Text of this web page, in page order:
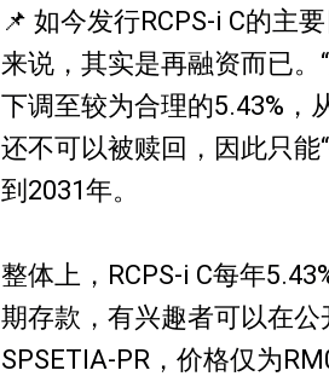
📌 如今发行RCPS-i C的主
来说，其实是再融资而已。
下调至较为合理的5.43%，
还不可以被赎回，因此只能
到2031年。
整体上，RCPS-i C每年
期存款，有兴趣者可以在公
SPSETIA-PR，价格仅为